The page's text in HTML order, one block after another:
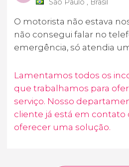
São Paulo , Brasil
O motorista não estava
não consegui falar no
emergência, só atendia
Lamentamos todos os
que trabalhamos para
serviço. Nosso
cliente já está em contato
oferecer uma solução.